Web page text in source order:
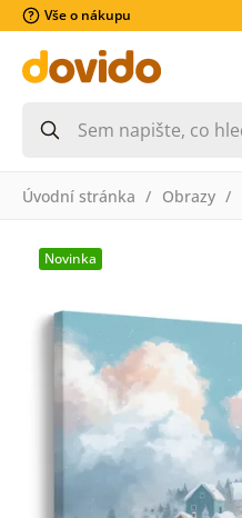
Vše o nákupu
Úvodní stránka Obrazy
Novinka